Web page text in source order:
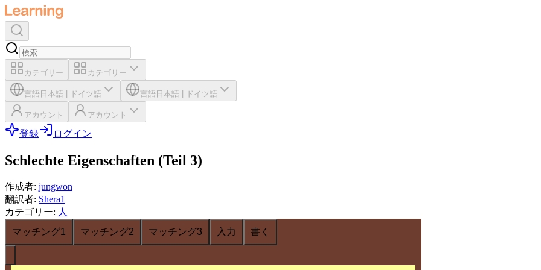
カテゴリー カテゴリー
言語 日本語 ドイツ語 言語 日本語 ドイツ語
アカウント アカウント
登録 ログイン
Schlechte Eigenschaften (Teil 3)
作成者: jungwon
翻訳者: Shera1
カテゴリー: 人
マッチング1
マッチング2 マッチング3 入力 書く